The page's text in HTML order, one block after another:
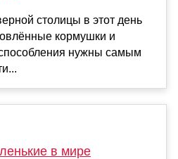
столицы в этот день
кормушки и
нужны самым
в мире